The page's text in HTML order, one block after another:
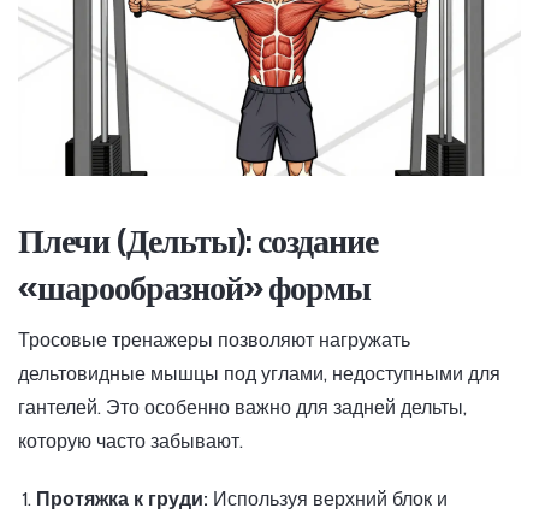
Плечи (Дельты): создание
«шарообразной» формы
Тросовые тренажеры позволяют нагружать
дельтовидные мышцы под углами, недоступными для
гантелей. Это особенно важно для задней дельты,
которую часто забывают.
Протяжка к груди: Используя верхний блок и